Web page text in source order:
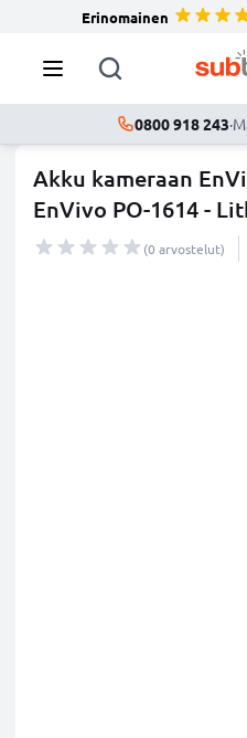
Erinomainen
0800 918 243·
Akku kameraan
EnVivo PO-1614 -
(0 arvostelut)